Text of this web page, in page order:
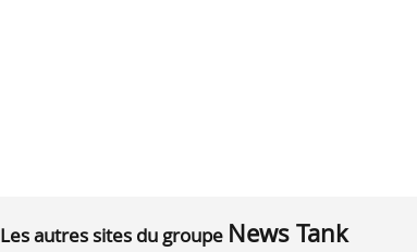
Les autres sites du groupe News Tank